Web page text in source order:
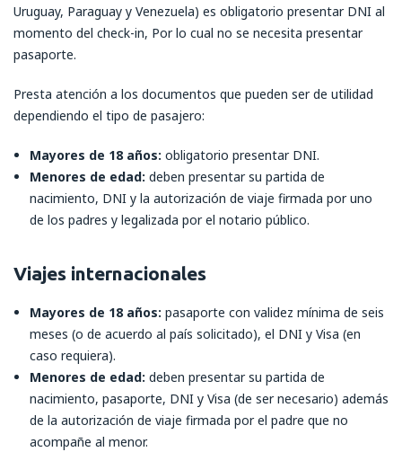
Uruguay, Paraguay y Venezuela) es obligatorio presentar DNI al
momento del check-in, Por lo cual no se necesita presentar
pasaporte.
Presta atención a los documentos que pueden ser de utilidad
dependiendo el tipo de pasajero:
Mayores de 18 años: obligatorio presentar DNI.
Menores de edad: deben presentar su partida de
nacimiento, DNI y la autorización de viaje firmada por uno
de los padres y legalizada por el notario público.
Viajes internacionales
Mayores de 18 años: pasaporte con validez mínima de seis
meses (o de acuerdo al país solicitado), el DNI y Visa (en
caso requiera).
Menores de edad: deben presentar su partida de
nacimiento, pasaporte, DNI y Visa (de ser necesario) además
de la autorización de viaje firmada por el padre que no
acompañe al menor.